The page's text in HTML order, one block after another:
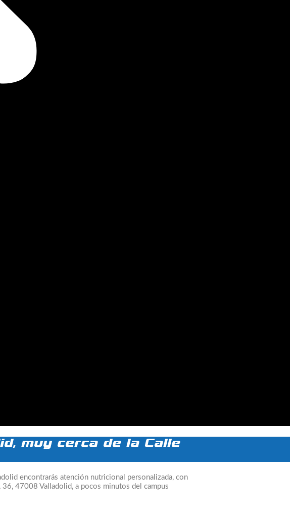
muy cerca de la Calle
encontrarás atención nutricional personalizada, con
47008 Valladolid, a pocos minutos del campus